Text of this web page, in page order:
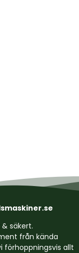
säkert.
från kända
förhoppningsvis allt